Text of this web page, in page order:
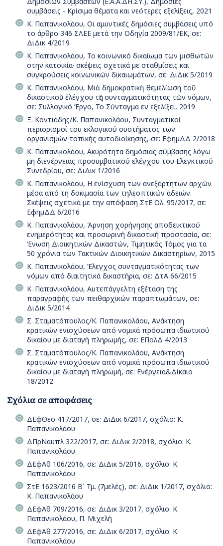
συμβάσεις - Κρίσιμα θέματα και νεότερες εξελίξεις, 2021
Κ. Παπανικολάου, Οι αμυντικές δημόσιες συμβάσεις υπό
το άρθρο 346 ΣΛΕΕ μετά την Οδηγία 2009/81/ΕΚ, σε:
ΔιΔικ 4/2019
Κ. Παπανικολάου, Το κοινωνικό δικαίωµα των µισθωτών
στην κατοικία· σκέψεις σχετικά µε σταθµίσεις και
συγκρούσεις κοινωνικών δικαιωµάτων, σε: ΔιΔικ 5/2019
Κ. Παπανικολάου, Μιὰ δημοκρατικὴ θεμελίωση τοῦ
δικαστικοῦ ἐλέγχου τῆς συνταγματικότητας τῶν νόμων,
σε: Συλλογικό Έργο, Το Σύνταγμα εν εξελίξει, 2019
Ξ. Κοντιάδης/Κ. Παπανικολάου, Συνταγµατικοί
περιορισµοί του εκλογικού συστήµατος των
οργανισµών τοπικής αυτοδιοίκησης, σε: ΕφημΔΔ 2/2018
Κ. Παπανικολάου, Ακυρότητα δημόσιας σύμβασης λόγω
μη διενέργειας προσυμβατικού ελέγχου του Ελεγκτικού
Συνεδρίου, σε: ΔιΔικ 1/2016
Κ. Παπανικολάου, Η ενίσχυση των ανεξάρτητων αρχών
μέσα από τη δοκιμασία των τηλεοπτικών αδειών.
Σκέψεις σχετικά με την απόφαση ΣτΕ Ολ. 95/2017, σε:
ΕφημΔΔ 6/2016
Κ. Παπανικολάου, Άρνηση χορήγησης αποδεικτικού
ενημερότητας και προσωρινή δικαστική προστασία, σε:
Ένωση Διοικητικών Δικαστών, Τιμητικός Τόμος για τα
50 χρόνια των Τακτικών Διοικητικών Δικαστηρίων, 2015
Κ. Παπανικολάου, Έλεγχος συνταγματικότητας των
νόμων από διαιτητικά δικαστήρια, σε: ΔτΑ 66/2015
Κ. Παπανικολάου, Αυτεπάγγελτη εξέταση της
παραγραφής των πειθαρχικών παραπτωμάτων, σε:
ΔιΔικ 5/2014
Σ. Σταματόπουλος/Κ. Παπανικολάου, Ανάκτηση
κρατικών ενισχύσεων από νομικά πρόσωπα ιδιωτικού
δικαίου με διαταγή πληρωμής, σε: ΕΠολΔ 4/2013
Σ. Σταματόπουλος/Κ. Παπανικολάου, Ανάκτηση
κρατικών ενισχύσεων από νομικά πρόσωπα ιδιωτικού
δικαίου με διαταγή πληρωμή, σε: Ενέργεια&Δίκαιο
18/2012
Σχόλια σε αποφάσεις
ΔΕφΘεσ 417/2017, σε: ΔιΔικ 6/2017, σχόλιο: Κ.
Παπανικολάου
ΔΠρΝαυπλ 322/2017, σε: ΔιΔικ 2/2018, σχόλιο: Κ.
Παπανικολάου
ΔΕφΑθ 106/2016, σε: ΔιΔικ 5/2016, σχόλιο: Κ.
Παπανικολάου
ΣτΕ 1623/2016 Β΄ Τμ. (7μελές), σε: ΔιΔικ 1/2017, σχόλιο:
Κ. Παπανικολάου
ΔΕφΑθ 709/2016, σε: ΔιΔικ 3/2017, σχόλιο: Κ.
Παπανικολάου, Π. Μιχελή
ΔΕφΑθ 277/2016, σε: ΔιΔικ 6/2017, σχόλιο: Κ.
Παπανικολάου